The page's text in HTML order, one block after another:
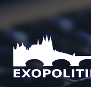
Skip
content